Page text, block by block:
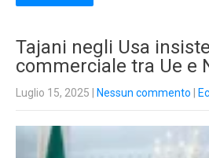
Tajani negli Usa
commerciale tra Ue e
Luglio 15, 2025 Nessun commento